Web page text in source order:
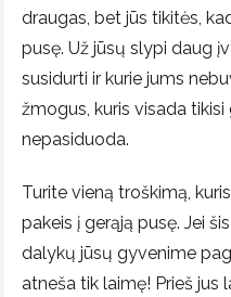
draugas, bet jūs tikitės,
pusę. Už jūsų slypi daug
susidurti ir kurie jums
žmogus, kuris visada tikisi
nepasiduoda.
Turite vieną troškimą,
pakeis į gerąją pusę. Jei
dalykų jūsų gyvenime
atneša tik laimę! Prieš jus